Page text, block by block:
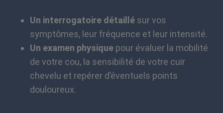
Un interrogatoire détaillé sur vos
symptômes, leur fréquence et leur intensité.
Un examen physique pour évaluer la mobilité
de votre cou, la sensibilité de votre cuir
chevelu et repérer d’éventuels points
douloureux.